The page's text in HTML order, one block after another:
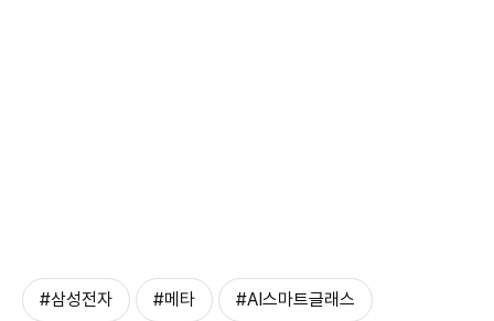
#삼성전자 #메타 #AI스마트글래스